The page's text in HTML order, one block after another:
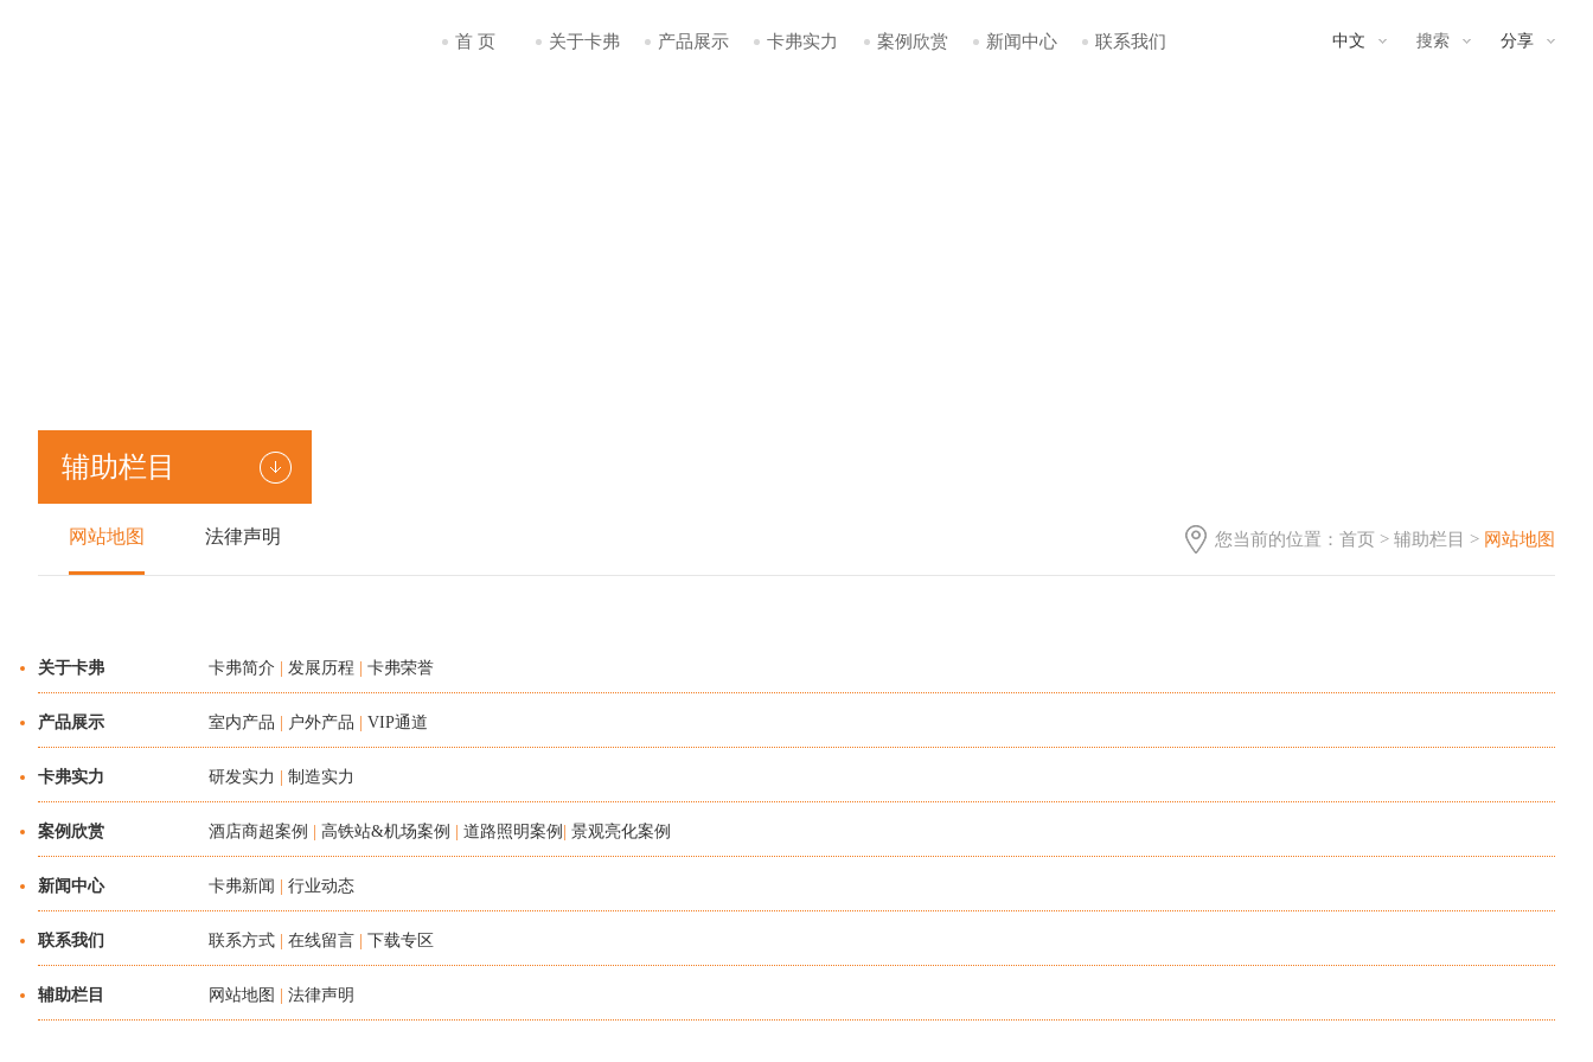
首 页 关于卡弗 产品展示 卡弗实力 案例欣赏 新闻中心 联系我们 中文 搜索 分享
辅助栏目
您当前的位置： 首页 > 辅助栏目 > 网站地图
网站地图 法律声明
关于卡弗 卡弗简介 发展历程 卡弗荣誉
产品展示 室内产品 户外产品 VIP通道
卡弗实力 研发实力 制造实力
案例欣赏 酒店商超案例 高铁站&机场案例 道路照明案例 景观亮化案例
新闻中心 卡弗新闻 行业动态
联系我们 联系方式 在线留言 下载专区
辅助栏目 网站地图 法律声明